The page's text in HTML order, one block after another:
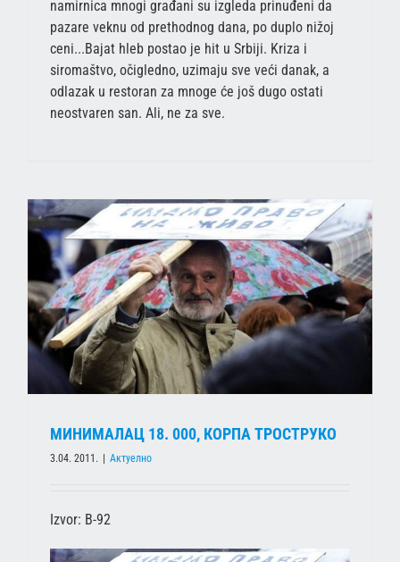
namirnica mnogi građani su izgleda prinuđeni da
pazare veknu od prethodnog dana, po duplo nižoj
ceni...Bajat hleb postao je hit u Srbiji. Kriza i
siromaštvo, očigledno, uzimaju sve veći danak, a
odlazak u restoran za mnoge će još dugo ostati
neostvaren san. Ali, ne za sve.
МИНИМАЛАЦ 18. 000, КОРПА ТРОСТРУКО
3.04. 2011. Актуелно
Izvor: B-92